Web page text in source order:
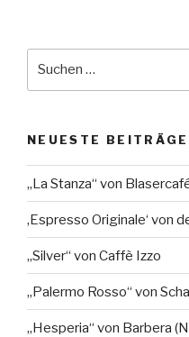
NEUESTE BEITRÄGE
„La Stanza“ von
‚Espresso Originale‘ von
„Silver“ von Caffè Izzo
„Palermo Rosso“ von
„Hesperia“ von Barbera